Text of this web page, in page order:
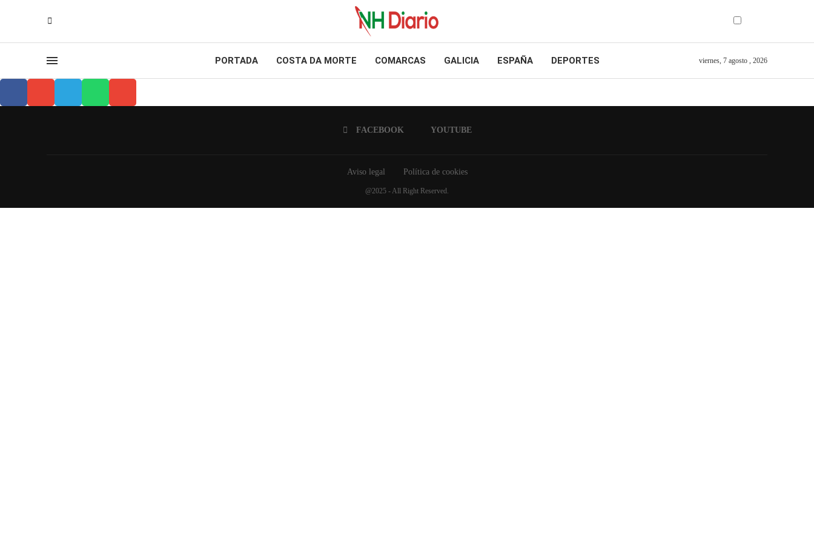
PORTADA COSTA DA MORTE COMARCAS GALICIA ESPAÑA DEPORTES viernes, 7 agosto , 2026
FACEBOOK YOUTUBE
Aviso legal Política de cookies
@2025 - All Right Reserved.